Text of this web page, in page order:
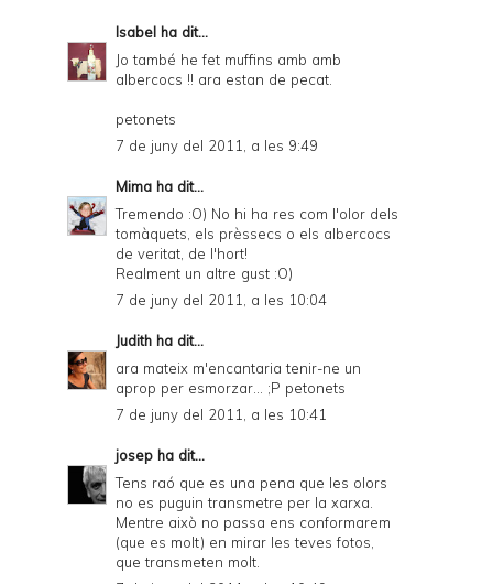
Isabel ha dit...
Jo també he fet muffins amb amb
albercocs !! ara estan de pecat.
petonets
7 de juny del 2011, a les 9:49
Mima ha dit...
Tremendo :O) No hi ha res com l'olor dels
tomàquets, els prèssecs o els albercocs
de veritat, de l'hort!
Realment un altre gust :O)
7 de juny del 2011, a les 10:04
Judith ha dit...
ara mateix m'encantaria tenir-ne un
aprop per esmorzar... ;P petonets
7 de juny del 2011, a les 10:41
josep ha dit...
Tens raó que es una pena que les olors
no es puguin transmetre per la xarxa.
Mentre això no passa ens conformarem
(que es molt) en mirar les teves fotos,
que transmeten molt.